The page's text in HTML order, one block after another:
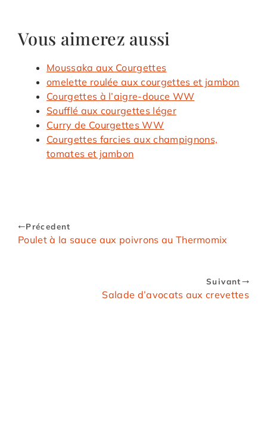
Vous aimerez aussi
Moussaka aux Courgettes
omelette roulée aux courgettes et jambon
Courgettes à l’aigre-douce WW
Soufflé aux courgettes léger
Curry de Courgettes WW
Courgettes farcies aux champignons,
tomates et jambon
Précedent
Poulet à la sauce aux poivrons au Thermomix
Suivant
Salade d’avocats aux crevettes